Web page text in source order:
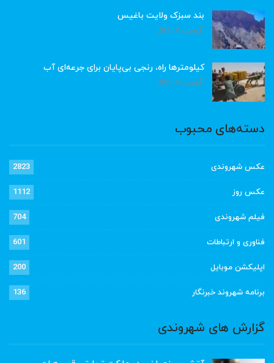
بند سبزک ولایت باغیس
آگوست 8, 2026
کیلومترها راه، رنجی بی‌پایان برای جرعه‌ای آب
آگوست 8, 2026
دسته‌های محبوب
عکس شهروندی 2823
عکس روز 1112
فیلم شهروندی 704
فناوری و ارتباطات 601
اپلیکشن موبایل 200
برنامه شهروند خبرنگار 136
گزارش های شهروندی